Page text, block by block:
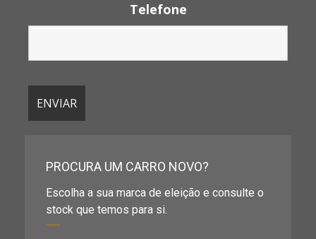
Telefone
PROCURA UM CARRO NOVO?
Escolha a sua marca de eleição e consulte o
stock que temos para si.